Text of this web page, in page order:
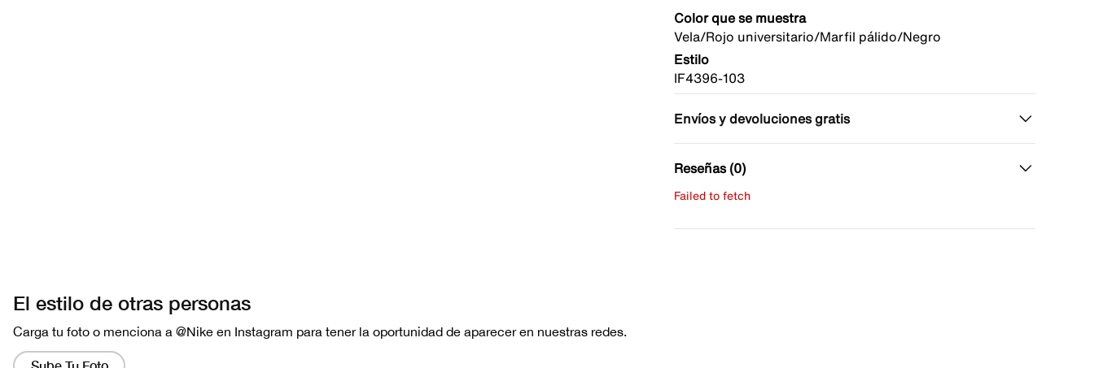
Color que se muestra
Vela/Rojo universitario/Marfil pálido/Negro
Estilo
IF4396-103
Envíos y devoluciones gratis
Reseñas (0)
Failed to fetch